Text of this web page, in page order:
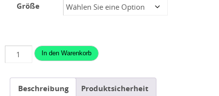
Größe
Palm
Hydro
Weste
Menge
In den Warenkorb
Beschreibung Produktsicherheit